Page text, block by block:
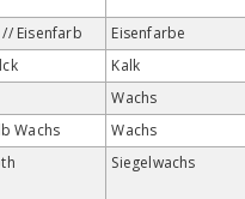
Eisenfarb Eisenfarbe
Kalk
Wachs
Wachs
Wachs
Siegelwachs